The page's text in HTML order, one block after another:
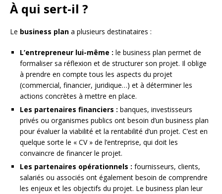
À qui sert-il ?
Le business plan a plusieurs destinataires :
L’entrepreneur lui-même : le business plan permet de
formaliser sa réflexion et de structurer son projet. Il oblige
à prendre en compte tous les aspects du projet
(commercial, financier, juridique…) et à déterminer les
actions concrètes à mettre en place.
Les partenaires financiers : banques, investisseurs
privés ou organismes publics ont besoin d’un business plan
pour évaluer la viabilité et la rentabilité d’un projet. C’est en
quelque sorte le « CV » de l’entreprise, qui doit les
convaincre de financer le projet.
Les partenaires opérationnels : fournisseurs, clients,
salariés ou associés ont également besoin de comprendre
les enjeux et les objectifs du projet. Le business plan leur